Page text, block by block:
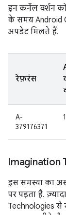
इन कर्नेल वर्शन
के समय Android
अपडेट मिलते हैं.
रेफ़रंस
A-
379176371
Imagination
इस समस्या का
पर पड़ता है.
Technologies से